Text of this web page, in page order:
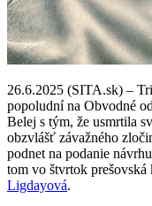
26.6.2025 (SITA.sk) –
popoludní na Obvodné
Belej s tým, že usmrtila
obzvlášť závažného
podnet na podanie
tom vo štvrtok
Ligdayová.